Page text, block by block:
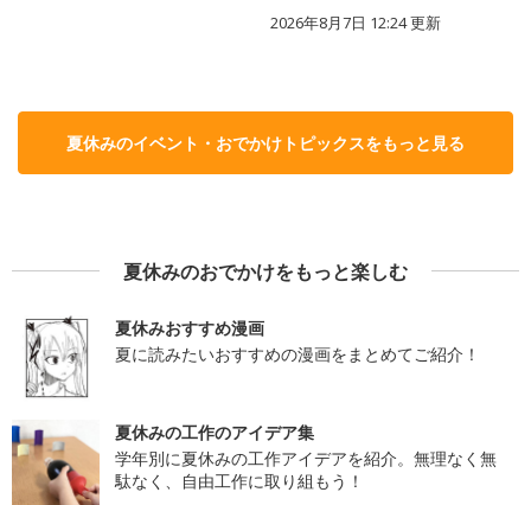
2026年8月7日 12:24更新
夏休みのイベント・おでかけトピックスをもっと見る
夏休みのおでかけをもっと楽しむ
夏休みおすすめ漫画
夏に読みたいおすすめの漫画をまとめてご紹介！
夏休みの工作のアイデア集
学年別に夏休みの工作アイデアを紹介。無理なく無
駄なく、自由工作に取り組もう！